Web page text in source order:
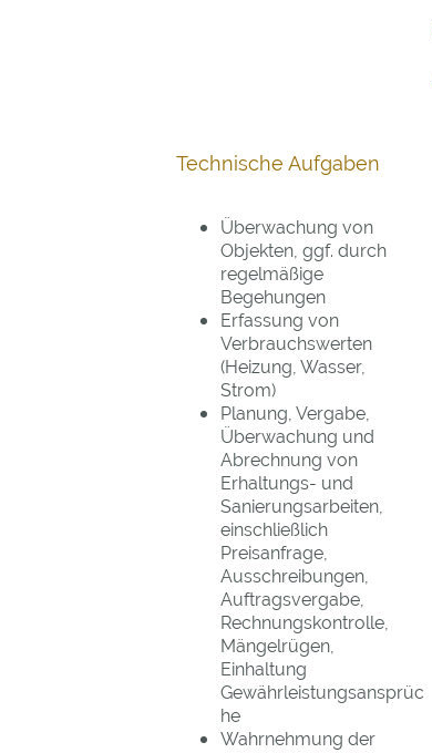
Technische Aufgaben
Überwachung von
Objekten, ggf. durch
regelmäßige
Begehungen
Erfassung von
Verbrauchswerten
(Heizung, Wasser,
Strom)
Planung, Vergabe,
Überwachung und
Abrechnung von
Erhaltungs- und
Sanierungsarbeiten,
einschließlich
Preisanfrage,
Ausschreibungen,
Auftragsvergabe,
Rechnungskontrolle,
Mängelrügen,
Einhaltung
Gewährleistungsansprüc
he
Wahrnehmung der